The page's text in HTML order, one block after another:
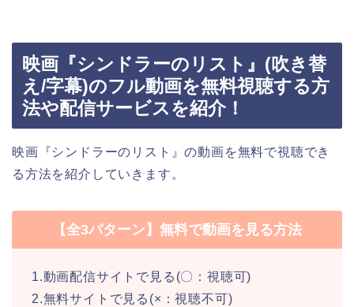
映画『シンドラーのリスト』(吹き替
え/字幕)のフル動画を無料視聴する方
法や配信サービスを紹介！
映画『シンドラーのリスト』の動画を無料で視聴でき
る方法を紹介していきます。
【全3パターン】無料で動画を見る方法
1.動画配信サイトで見る(〇：視聴可)
2.無料サイトで見る(×：視聴不可)